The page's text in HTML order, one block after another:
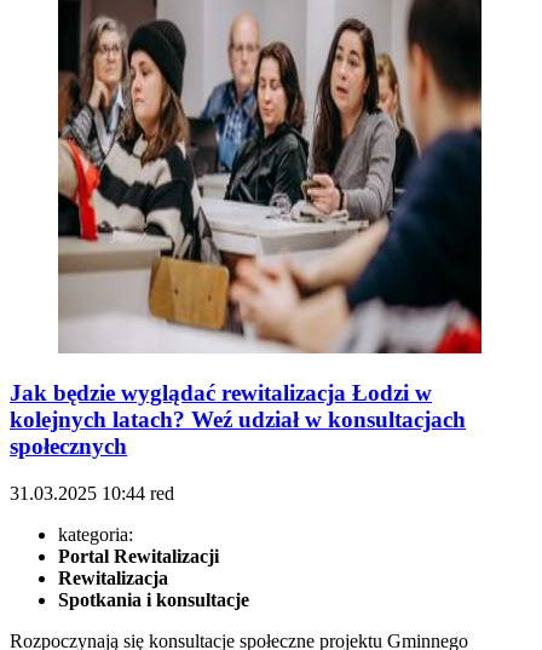
Jak będzie wyglądać rewitalizacja Łodzi w
kolejnych latach? Weź udział w konsultacjach
społecznych
31.03.2025 10:44 red
kategoria:
Portal Rewitalizacji
Rewitalizacja
Spotkania i konsultacje
Rozpoczynają się konsultacje społeczne projektu Gminnego